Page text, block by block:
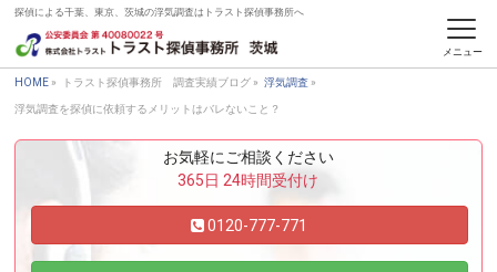
探偵による千葉、東京、茨城の浮気調査はトラスト探偵事務所へ
トラスト探偵事務所 調査実績ブログ
HOME » トラスト探偵事務所 調査実績ブログ » 浮気調査 »
浮気調査を探偵に依頼するメリットはバレないこと？
お気軽にご相談ください
365日 24時間受付け
0120-777-771